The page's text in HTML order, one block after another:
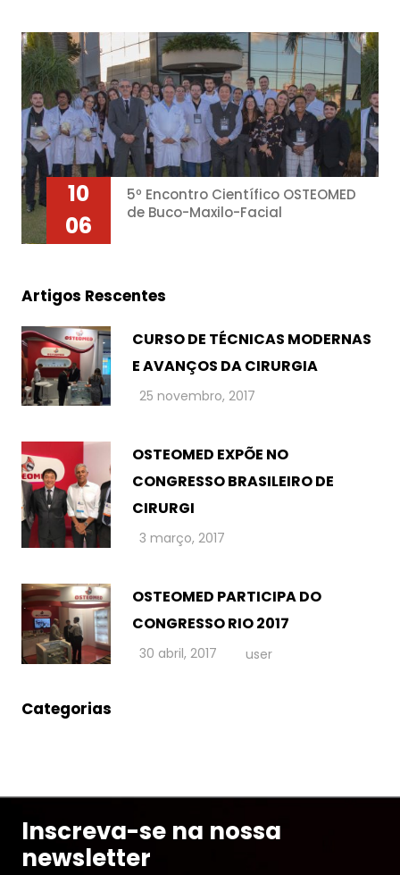
10
06
5º Encontro Científico OSTEOMED
de Buco-Maxilo-Facial
Artigos Rescentes
CURSO DE TÉCNICAS MODERNAS
E AVANÇOS DA CIRURGIA
25 novembro, 2017
OSTEOMED EXPÕE NO
CONGRESSO BRASILEIRO DE
CIRURGI
3 março, 2017
OSTEOMED PARTICIPA DO
CONGRESSO RIO 2017
30 abril, 2017 user
Categorias
Inscreva-se na nossa
newsletter